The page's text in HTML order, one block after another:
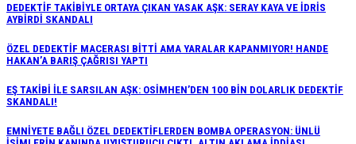
DEDEKTİF TAKİBİYLE ORTAYA ÇIKAN YASAK AŞK: SERAY KAYA VE İDRİS
AYBİRDİ SKANDALI
ÖZEL DEDEKTİF MACERASI BİTTİ AMA YARALAR KAPANMIYOR! HANDE
HAKAN’A BARIŞ ÇAĞRISI YAPTI
EŞ TAKİBİ İLE SARSILAN AŞK: OSİMHEN’DEN 100 BİN DOLARLIK DEDEKTİF
SKANDALI!
EMNİYETE BAĞLI ÖZEL DEDEKTİFLERDEN BOMBA OPERASYON: ÜNLÜ